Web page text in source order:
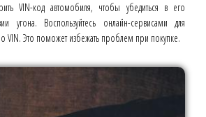
VIN-код автомобиля, чтобы убедиться в его
угона. Воспользуйтесь онлайн-сервисами для
VIN. Это поможет избежать проблем при покупке.